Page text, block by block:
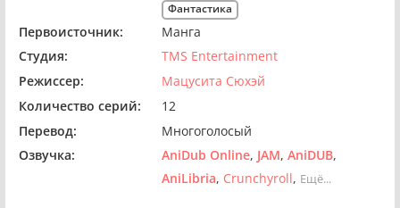
Фантастика
Первоисточник:
Манга
Студия:
TMS Entertainment
Режиссер:
Мацусита Сюхэй
Количество серий:
12
Перевод:
Многоголосый
Озвучка:
AniDub Online JAM AniDUB
AniLibria Crunchyroll Ещё...